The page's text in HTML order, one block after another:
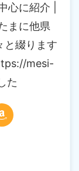
心に紹介 |
まに他県
と綴ります
mesi-
た